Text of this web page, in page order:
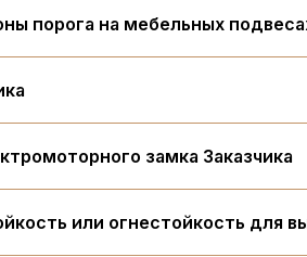
порога на мебельных
замка Заказчика
или огнестойкость для